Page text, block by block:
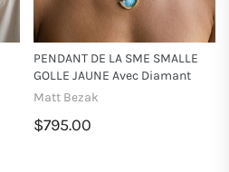
PENDANT DE LA SME SMALLE
GOLLE JAUNE Avec Diamant
Matt Bezak
$795.00